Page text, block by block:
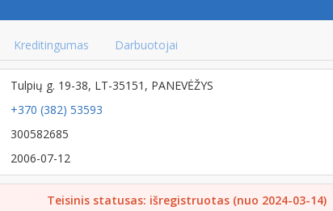
Kreditingumas Darbuotojai
Tulpių g. 19-38, LT-35151, PANEVĖŽYS
+370 (382) 53593
300582685
2006-07-12
Teisinis statusas: išregistruotas (nuo 2024-03-14)